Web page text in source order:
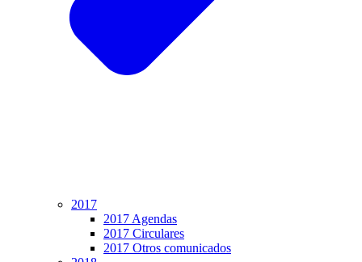
2017
2017 Agendas
2017 Circulares
2017 Otros comunicados